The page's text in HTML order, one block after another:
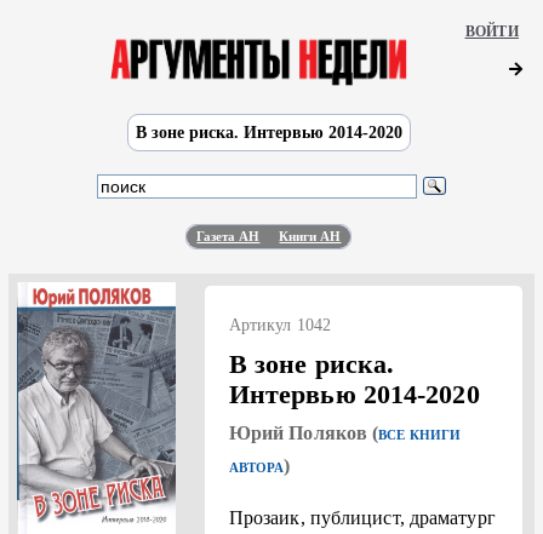
В зоне риска. Интервью 2014-2020
ВОЙТИ
Газета АН Книги АН
Артикул 1042
В зоне риска.
Интервью 2014-2020
Юрий Поляков (ВСЕ КНИГИ
АВТОРА)
Прозаик, публицист, драматург